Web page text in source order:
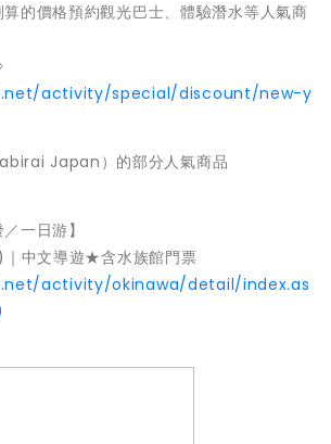
的價格預約觀光巴士、體驗潛水等人氣商
activity/special/discount/new-y
Japan）的部分人氣商品
一日游】
中文導遊★含水族館門票
activity/okinawa/detail/index.as